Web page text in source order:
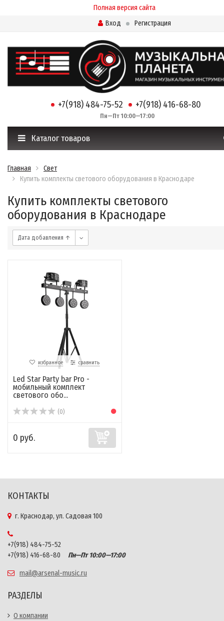
Полная версия сайта
Вход
Регистрация
+7(918) 484-75-52 +7(918) 416-68-80
Пн—Пт 10:00—17:00
Каталог товаров
Главная
Свет
Купить комплекты светового оборудования в Краснодаре
Купить комплекты светового
оборудования в Краснодаре
Дата добавления ↑
избранное сравнить
Led Star Party bar Pro -
мобильный комплект
светового обо...
(0)
0 руб.
КОНТАКТЫ
г. Краснодар, ул. Садовая 100
+7(918) 484-75-52
+7(918) 416-68-80
Пн—Пт 10:00—17:00
mail@arsenal-music.ru
РАЗДЕЛЫ
О компании